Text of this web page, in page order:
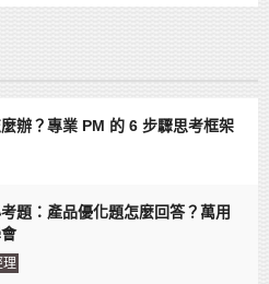
辦？專業 PM 的 6 步驟思考框架
題：產品優化題怎麼回答？萬用
理